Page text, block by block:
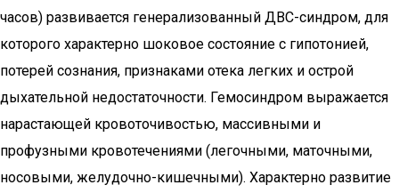
часов) развивается генерализованный ДВС-синдром, для
которого характерно шоковое состояние с гипотонией,
потерей сознания, признаками отека легких и острой
дыхательной недостаточности. Гемосиндром выражается
нарастающей кровоточивостью, массивными и
профузными кровотечениями (легочными, маточными,
носовыми, желудочно-кишечными). Характерно развитие